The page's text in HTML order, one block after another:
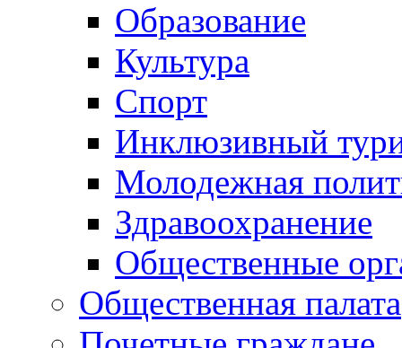
Образование
Культура
Спорт
Инклюзивный
Молодежная
Здравоохранение
Общественные
Общественная палата